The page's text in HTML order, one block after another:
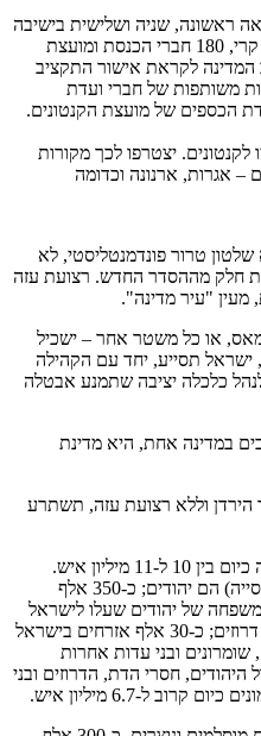
ראשונה, שניה ושלישית בישיבה
משותפת של מוסד "הכנסת הרחבה", קרי, 180 חברי הכנסת ומועצת
המדינה לקראת אישור התקציב
משותפות של חברי ועדת
הכספים של מועצת הקנטונים.
לקנטונים. יצטרפו לכך מקורות
– אגרות, ארנונה וכדומה
טרור פונדמנטליסטי, לא
חלק מההסדר החדש. רצועת עזה
מעין "עיר מדינה".
או כל משטר אחר – ישכיל
תסייע, יחד עם הקהילה
כלכלה יציבה שתמנע אבטלה
10 מיליון תושבים במדינה אחת, היא מדינת
הירדן וללא רצועת עזה, תשתרע
האוכלוסייה המתגוררת בשטח זה מונה כיום בין 10 ל-11 מיליון איש.
מתוכם 6.2 מיליון (59% מכלל האוכלוסייה) הם יהודים; כ-350 אלף
קרובי משפחה של יהודים שעלו לישראל
במסגרת חוק השבות; כ-130 אלף הם דרוזים; כ-30 אלף אזרחים בישראל
ובני עדות אחרות
חסרי הדת, הדרוזים ובני
ל-6.7 מיליון איש.